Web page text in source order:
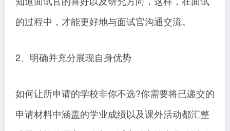
的过程中，才能更好地与面试官沟通交流。
2、明确并充分展现自身优势
如何让所申请的学校非你不选?你需要将已递交的
申请材料中涵盖的学业成绩以及课外活动都汇整